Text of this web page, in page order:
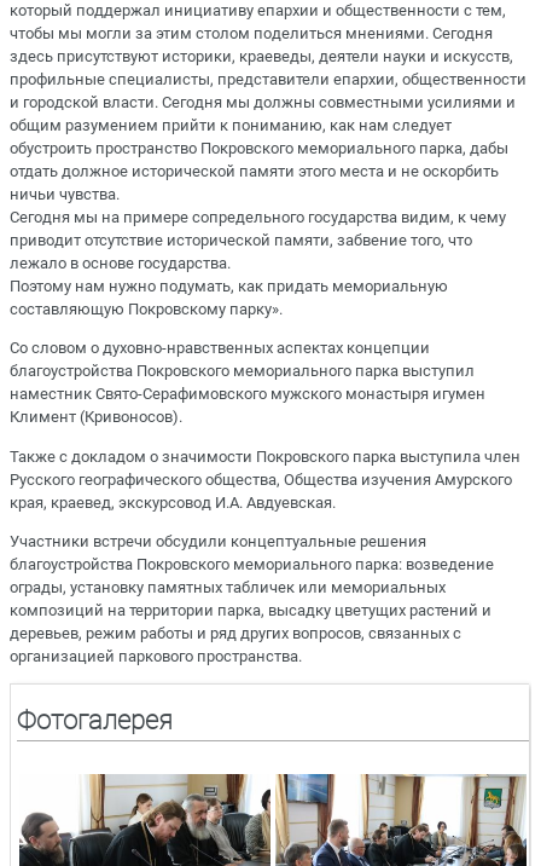
который поддержал инициативу епархии и общественности с тем,
чтобы мы могли за этим столом поделиться мнениями. Сегодня
здесь присутствуют историки, краеведы, деятели науки и искусств,
профильные специалисты, представители епархии, общественности
и городской власти. Сегодня мы должны совместными усилиями и
общим разумением прийти к пониманию, как нам следует
обустроить пространство Покровского мемориального парка, дабы
отдать должное исторической памяти этого места и не оскорбить
ничьи чувства.
Сегодня мы на примере сопредельного государства видим, к чему
приводит отсутствие исторической памяти, забвение того, что
лежало в основе государства.
Поэтому нам нужно подумать, как придать мемориальную
составляющую Покровскому парку».
Со словом о духовно-нравственных аспектах концепции
благоустройства Покровского мемориального парка выступил
наместник Свято-Серафимовского мужского монастыря игумен
Климент (Кривоносов).
Также с докладом о значимости Покровского парка выступила член
Русского географического общества, Общества изучения Амурского
края, краевед, экскурсовод И.А. Авдуевская.
Участники встречи обсудили концептуальные решения
благоустройства Покровского мемориального парка: возведение
ограды, установку памятных табличек или мемориальных
композиций на территории парка, высадку цветущих растений и
деревьев, режим работы и ряд других вопросов, связанных с
организацией паркового пространства.
Фотогалерея